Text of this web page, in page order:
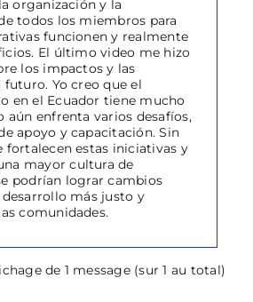
organización y la
todos los miembros para
funcionen y realmente
El último video me hizo
los impactos y las
futuro. Yo creo que el
en el Ecuador tiene mucho
aún enfrenta varios desafíos,
apoyo y capacitación. Sin
fortalecen estas iniciativas y
mayor cultura de
podrían lograr cambios
más justo y
comunidades.
de 1 message (sur 1 au total)